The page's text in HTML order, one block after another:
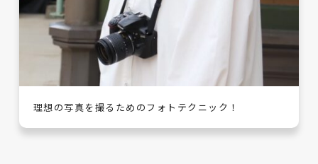
理想の写真を撮るためのフォトテクニック！